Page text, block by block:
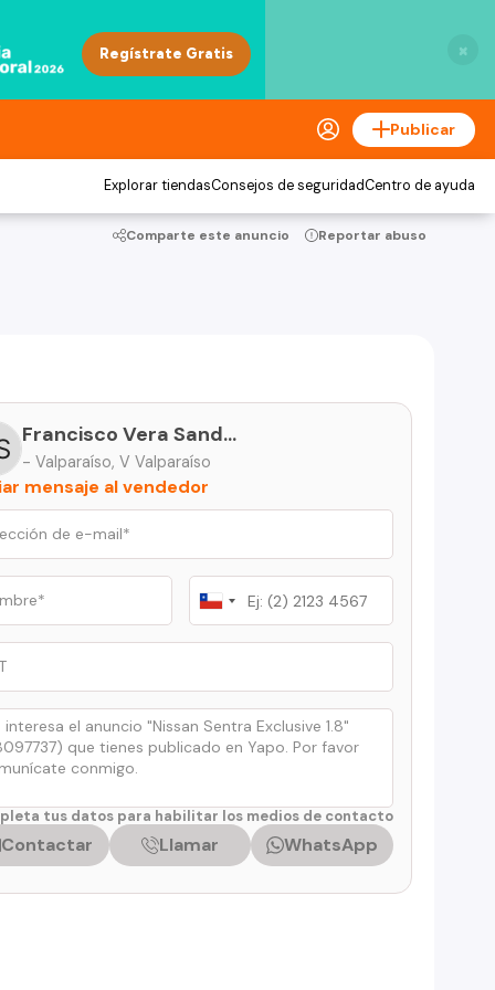
×
Publicar
Explorar tiendasConsejos de seguridadCentro de ayuda
Comparte este anuncio Reportar abuso
Francisco Vera Sandoval
- Valparaíso, V Valparaíso
mensaje al vendedor
Chile
+56
tus datos para habilitar los medios de contacto
Contactar Llamar WhatsApp